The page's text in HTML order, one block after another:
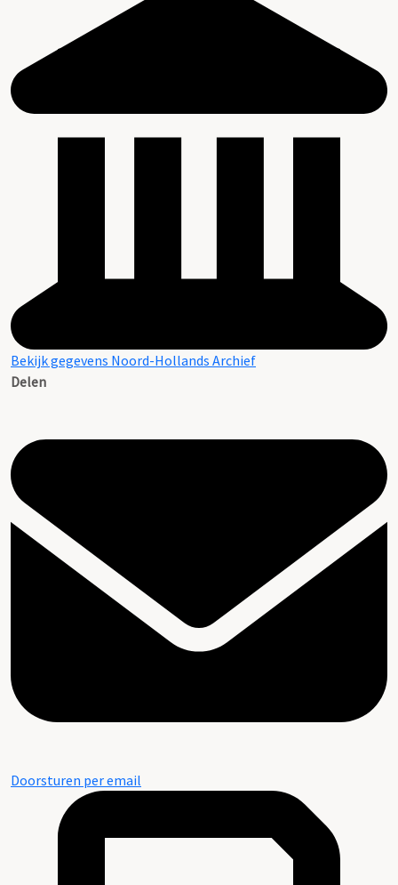
Bekijk gegevens Noord-Hollands Archief
Delen
Doorsturen per email